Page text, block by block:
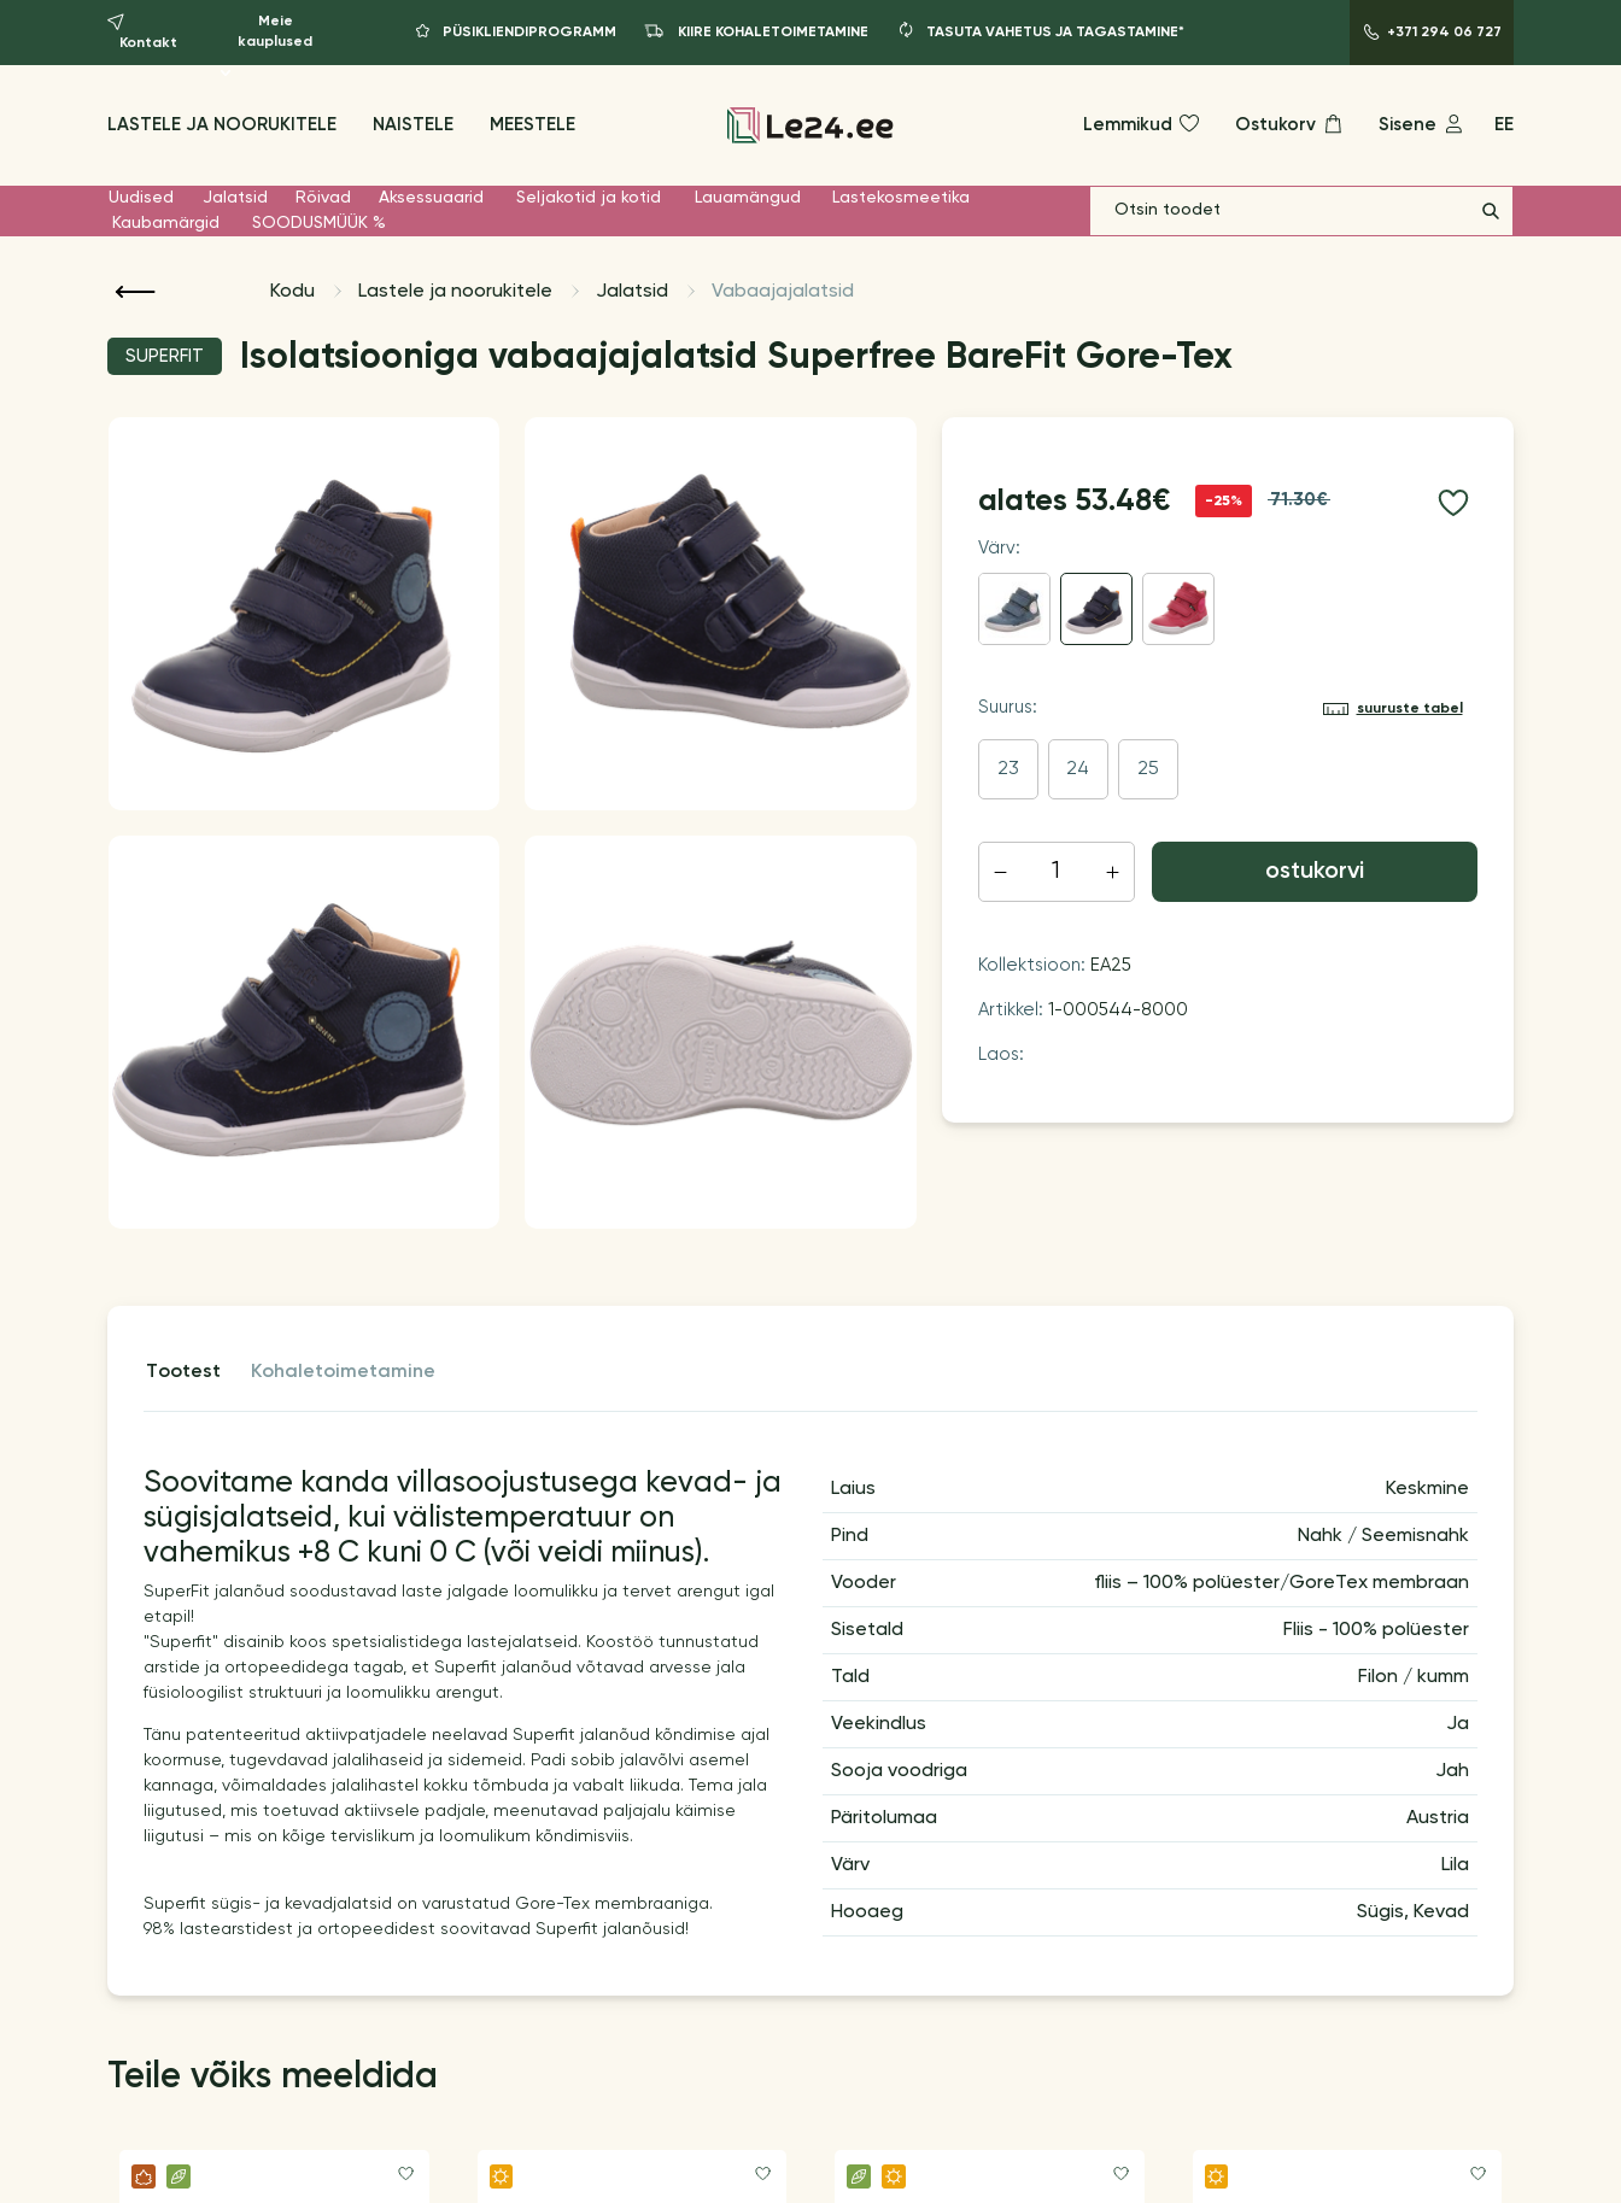
Kontakt
Meie
kauplused
PÜSIKLIENDIPROGRAMM KIIRE KOHALETOIMETAMINE TASUTA VAHETUS JA TAGASTAMINE* +371 294 06 727
LASTELE JA NOORUKITELE NAISTELE MEESTELE Lemmikud Ostukorv Sisene EE
Uudised Jalatsid Rõivad Aksessuaarid Seljakotid ja kotid Lauamängud
Lastekosmeetika
Kaubamärgid
SOODUSMÜÜK %
Kodu Lastele ja noorukitele Jalatsid Vabaajajalatsid
SUPERFIT Isolatsiooniga vabaajajalatsid Superfree BareFit Gore-Tex
alates 53.48€ -25% 71.30€
Värv:
Suurus: suuruste tabel
23 24 25
ostukorvi
Kollektsioon: EA25
Artikkel: 1-000544-8000
Laos:
tootest kohaletoimetamine
Soovitame kanda villasoojustusega kevad- ja
sügisjalatseid, kui välistemperatuur on
vahemikus +8 C kuni 0 C (või veidi miinus).
SuperFit jalanõud soodustavad laste jalgade loomulikku ja tervet arengut igal
etapil!
"Superfit" disainib koos spetsialistidega lastejalatseid. Koostöö tunnustatud
arstide ja ortopeedidega tagab, et Superfit jalanõud võtavad arvesse jala
füsioloogilist struktuuri ja loomulikku arengut.
Tänu patenteeritud aktiivpatjadele neelavad Superfit jalanõud kõndimise ajal
koormuse, tugevdavad jalalihaseid ja sidemeid. Padi sobib jalavõlvi asemel
kannaga, võimaldades jalalihastel kokku tõmbuda ja vabalt liikuda. Tema jala
liigutused, mis toetuvad aktiivsele padjale, meenutavad paljajalu käimise
liigutusi – mis on kõige tervislikum ja loomulikum kõndimisviis.
Superfit sügis- ja kevadjalatsid on varustatud Gore-Tex membraaniga.
98% lastearstidest ja ortopeedidest soovitavad Superfit jalanõusid!
Laius Keskmine
Pind Nahk / Seemisnahk
Vooder fliis – 100% polüester/GoreTex membraan
Sisetald Fliis - 100% polüester
Tald Filon / kumm
Veekindlus Ja
Sooja voodriga Jah
Päritolumaa Austria
Värv Lila
Hooaeg Sügis, Kevad
Teile võiks meeldida